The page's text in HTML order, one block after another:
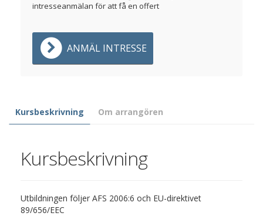
intresseanmälan för att få en offert
ANMÄL INTRESSE
Kursbeskrivning Om arrangören
Kursbeskrivning
Utbildningen följer AFS 2006:6 och EU-direktivet
89/656/EEC